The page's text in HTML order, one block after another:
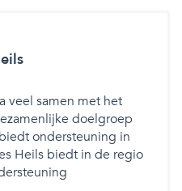
veel samen met het
doelgroep
ondersteuning in
Heils biedt in de regio